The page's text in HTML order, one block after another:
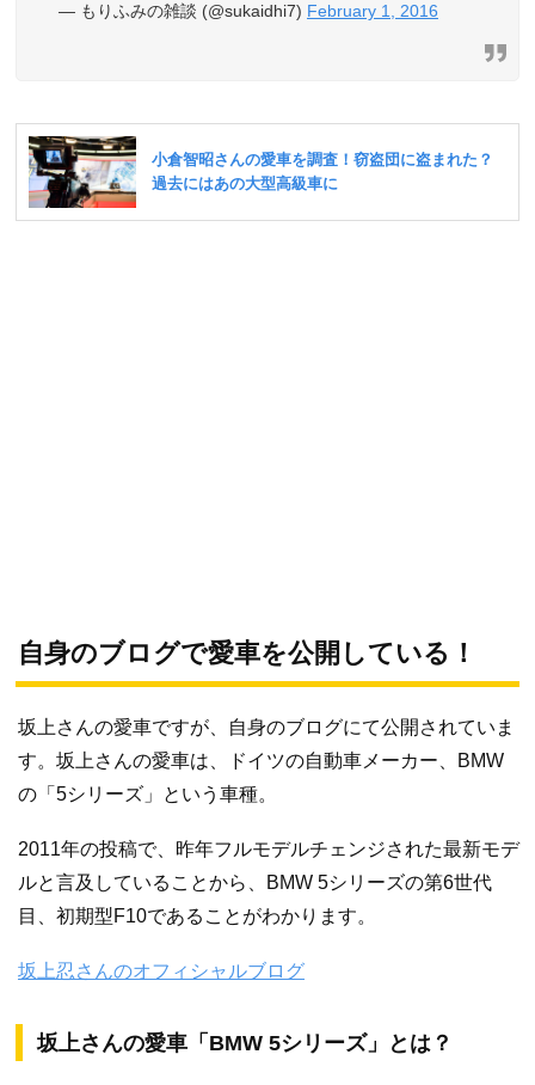
— もりふみの雑談 (@sukaidhi7) February 1, 2016
自身のブログで愛車を公開している！
坂上さんの愛車ですが、自身のブログにて公開されていま
す。坂上さんの愛車は、ドイツの自動車メーカー、BMW
の「5シリーズ」という車種。
2011年の投稿で、昨年フルモデルチェンジされた最新モデ
ルと言及していることから、BMW 5シリーズの第6世代
目、初期型F10であることがわかります。
坂上忍さんのオフィシャルブログ
坂上さんの愛車「BMW 5シリーズ」とは？